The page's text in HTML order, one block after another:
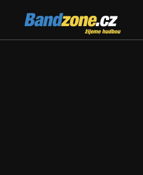
Bandzone.cz
žijeme hudbou